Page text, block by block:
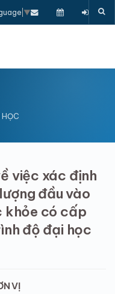
▼
việc xác định
đầu vào
khỏe có cấp
độ đại học
VỊ